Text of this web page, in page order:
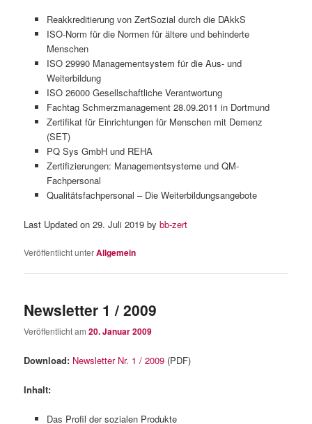
Reakkreditierung von ZertSozial durch die DAkkS
ISO-Norm für die Normen für ältere und behinderte
Menschen
ISO 29990 Managementsystem für die Aus- und
Weiterbildung
ISO 26000 Gesellschaftliche Verantwortung
Fachtag Schmerzmanagement 28.09.2011 in Dortmund
Zertifikat für Einrichtungen für Menschen mit Demenz
(SET)
PQ Sys GmbH und REHA
Zertifizierungen: Managementsysteme und QM-
Fachpersonal
Qualitätsfachpersonal – Die Weiterbildungsangebote
Last Updated on 29. Juli 2019 bybb-zert
Veröffentlicht unterAllgemein
Newsletter 1 / 2009
Veröffentlicht am20. Januar 2009
Download: Newsletter Nr. 1 / 2009 (PDF)
Inhalt:
Das Profil der sozialen Produkte